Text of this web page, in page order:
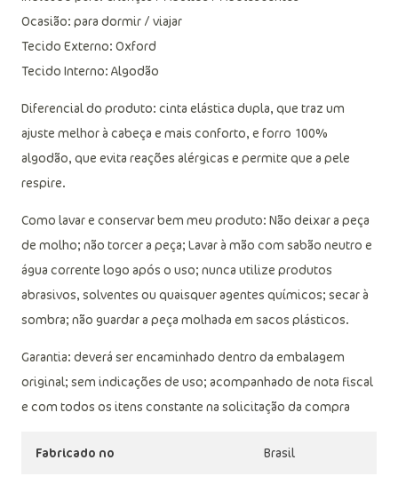
Ocasião: para dormir / viajar
Tecido Externo: Oxford
Tecido Interno: Algodão
Diferencial do produto: cinta elástica dupla, que traz um
ajuste melhor à cabeça e mais conforto, e forro 100%
algodão, que evita reações alérgicas e permite que a pele
respire.
Como lavar e conservar bem meu produto: Não deixar a peça
de molho; não torcer a peça; Lavar à mão com sabão neutro e
água corrente logo após o uso; nunca utilize produtos
abrasivos, solventes ou quaisquer agentes químicos; secar à
sombra; não guardar a peça molhada em sacos plásticos.
Garantia: deverá ser encaminhado dentro da embalagem
original; sem indicações de uso; acompanhado de nota fiscal
e com todos os itens constante na solicitação da compra
Fabricado no Brasil